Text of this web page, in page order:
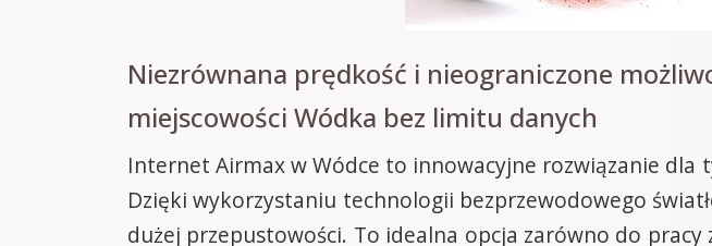
Niezrównana prędkość i nieograniczone
miejscowości Wódka bez limitu danych
Internet Airmax w Wódce to innowacyjne rozwiązanie dla
Dzięki wykorzystaniu technologii bezprzewodowego
dużej przepustowości. To idealna opcja zarówno do